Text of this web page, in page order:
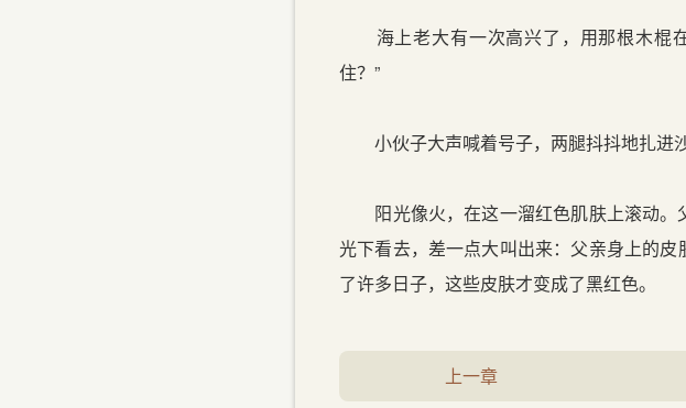
海上老大有一次高兴了，用那根木棍
住？”
小伙子大声喊着号子，两腿抖抖地扎
阳光像火，在这一溜红色肌肤上滚动。
光下看去，差一点大叫出来：父亲身上的
了许多日子，这些皮肤才变成了黑红色。
上一章